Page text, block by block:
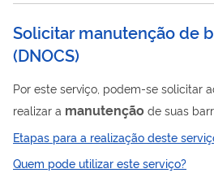
empresas dos estados de Goiás, Rio...
Solicitar manutenção de
(DNOCS)
Por este serviço, podem-se solicitar
realizar a manutenção de suas
alertando em incidentes que possam
estrutura.
Etapas para a realização deste
Quem pode utilizar este serviço?